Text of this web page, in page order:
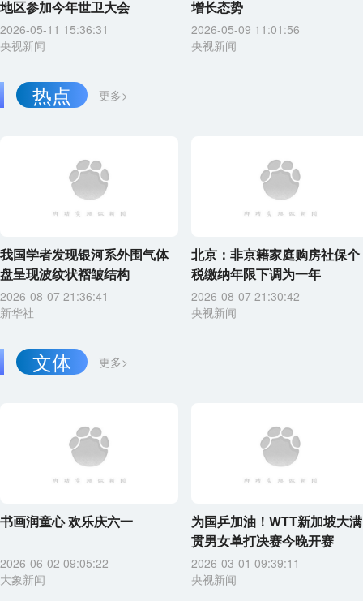
地区参加今年世卫大会
2026-05-11 15:36:31
央视新闻
增长态势
2026-05-09 11:01:56
央视新闻
更多>
热点
我国学者发现银河系外围气体
盘呈现波纹状褶皱结构
2026-08-07 21:36:41
新华社
北京：非京籍家庭购房社保个
税缴纳年限下调为一年
2026-08-07 21:30:42
央视新闻
更多>
文体
书画润童心 欢乐庆六一
2026-06-02 09:05:22
大象新闻
为国乒加油！WTT新加坡大满
贯男女单打决赛今晚开赛
2026-03-01 09:39:11
央视新闻